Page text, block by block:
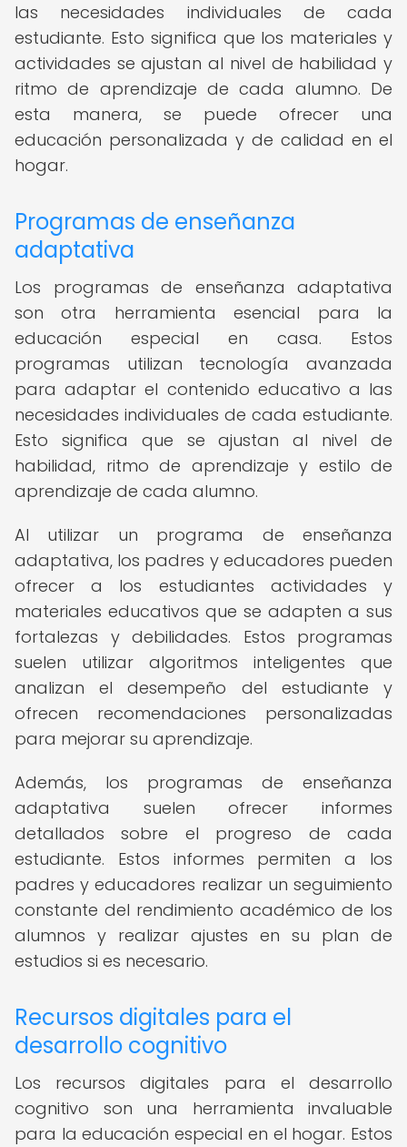
las necesidades individuales de cada
estudiante. Esto significa que los materiales y
actividades se ajustan al nivel de habilidad y
ritmo de aprendizaje de cada alumno. De
esta manera, se puede ofrecer una
educación personalizada y de calidad en el
hogar.
Programas de enseñanza
adaptativa
Los programas de enseñanza adaptativa
son otra herramienta esencial para la
educación especial en casa. Estos
programas utilizan tecnología avanzada
para adaptar el contenido educativo a las
necesidades individuales de cada estudiante.
Esto significa que se ajustan al nivel de
habilidad, ritmo de aprendizaje y estilo de
aprendizaje de cada alumno.
Al utilizar un programa de enseñanza
adaptativa, los padres y educadores pueden
ofrecer a los estudiantes actividades y
materiales educativos que se adapten a sus
fortalezas y debilidades. Estos programas
suelen utilizar algoritmos inteligentes que
analizan el desempeño del estudiante y
ofrecen recomendaciones personalizadas
para mejorar su aprendizaje.
Además, los programas de enseñanza
adaptativa suelen ofrecer informes
detallados sobre el progreso de cada
estudiante. Estos informes permiten a los
padres y educadores realizar un seguimiento
constante del rendimiento académico de los
alumnos y realizar ajustes en su plan de
estudios si es necesario.
Recursos digitales para el
desarrollo cognitivo
Los recursos digitales para el desarrollo
cognitivo son una herramienta invaluable
para la educación especial en el hogar. Estos